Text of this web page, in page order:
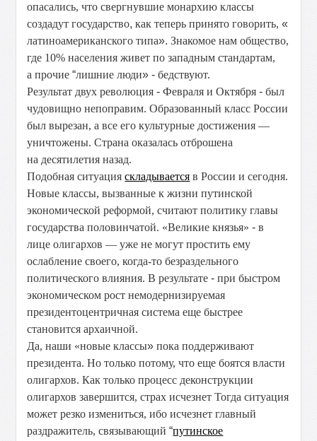
опасались, что свергнувшие монархию классы
создадут государство, как теперь принято говорить, «
латиноамериканского типа». Знакомое нам общество,
где 10% населения живет по западным стандартам,
а прочие“лишние люди» - бедствуют.
Результат двух революция- Февраля и Октября - был
чудовищно непоправим. Образованный класс России
был вырезан, а все его культурные достижения —
уничтожены. Страна оказалась отброшена
на десятилетия назад.
Подобная ситуацияскладывается в России и сегодня.
Новые классы, вызванные к жизни путинской
экономической реформой, считают политику главы
государства половинчатой. «Великие князья»-в
лице олигархов — уже не могут простить ему
ослабление своего, когда-то безраздельного
политического влияния. В результате-при быстром
экономическом рост немодернизируемая
президентоцентричная система еще быстрее
становится архаичной.
Да, наши «новые классы» пока поддерживают
президента. Но только потому, что еще боятся власти
олигархов. Как только процесс деконструкции
олигархов завершится, страх исчезнет Тогда ситуация
может резко измениться, ибо исчезнет главный
раздражитель, связывающий“путинское